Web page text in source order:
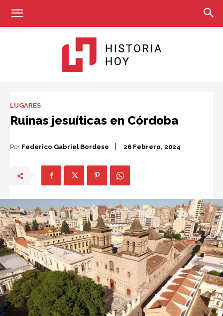
LUGARES
Ruinas jesuíticas en Córdoba
Por Federico Gabriel Bordese 26 Febrero, 2024